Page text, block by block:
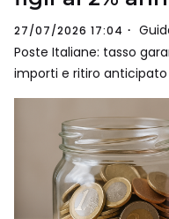
27/07/2026 17:04
Poste Italiane: tasso
importi e ritiro anticipato